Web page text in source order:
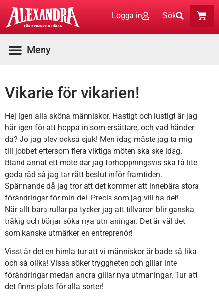
Logga in Sök
Vikarie för vikarien!
Hej igen alla sköna människor. Hastigt och lustigt är jag
här igen för att hoppa in som ersättare, och vad händer
då? Jo jag blev också sjuk! Men idag måste jag ta mig
till jobbet eftersom flera viktiga möten ska ske idag.
Bland annat ett möte där jag förhoppningsvis ska få lite
goda råd så jag tar rätt beslut inför framtiden.
Spännande då jag tror att det kommer att innebära stora
förändringar för min del. Precis som jag vill ha det!
När allt bara rullar på tycker jag att tillvaron blir ganska
tråkig och börjar söka nya utmaningar. Det är väl det
som kanske utmärker en entreprenör!
Visst är det en himla tur att vi människor är både så lika
och så olika! Vissa söker tryggheten och gillar inte
förändringar medan andra gillar nya utmaningar. Tur att
det finns plats för alla sorter!